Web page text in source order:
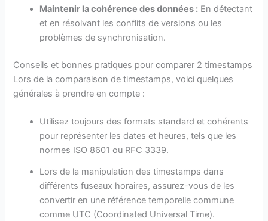
Maintenir la cohérence des données : En détectant
et en résolvant les conflits de versions ou les
problèmes de synchronisation.
Conseils et bonnes pratiques pour comparer 2 timestamps
Lors de la comparaison de timestamps, voici quelques
générales à prendre en compte :
Utilisez toujours des formats standard et cohérents
pour représenter les dates et heures, tels que les
normes ISO 8601 ou RFC 3339.
Lors de la manipulation des timestamps dans
différents fuseaux horaires, assurez-vous de les
convertir en une référence temporelle commune
comme UTC (Coordinated Universal Time).